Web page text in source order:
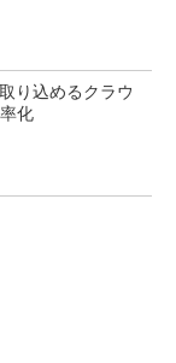
り込めるクラウ
化